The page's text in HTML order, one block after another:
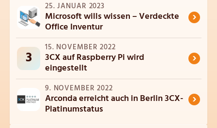
25. JANUAR 2023
Microsoft wills wissen – Verdeckte
Office Inventur
›
3
15. NOVEMBER 2022
3CX auf Raspberry Pi wird
eingestellt ›
9. NOVEMBER 2022
Arconda erreicht auch in Berlin 3CX-
Platinumstatus ›